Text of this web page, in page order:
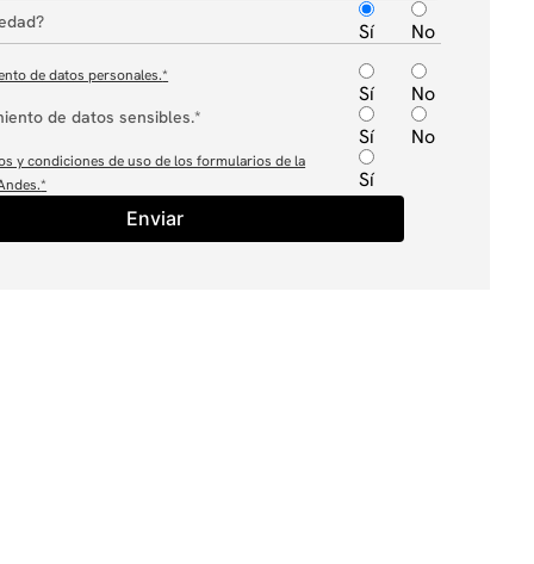
Sí No
de datos personales.*
Sí No
de datos sensibles.*
Sí No
y condiciones de uso de los formularios de la
* Sí
Enviar